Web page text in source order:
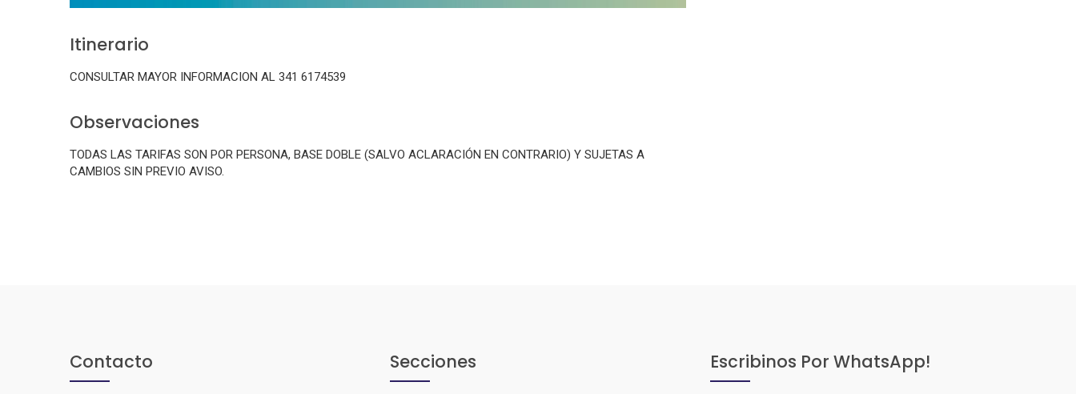
Itinerario
CONSULTAR MAYOR INFORMACION AL 341 6174539
Observaciones
TODAS LAS TARIFAS SON POR PERSONA, BASE DOBLE (SALVO ACLARACIÓN EN CONTRARIO) Y SUJETAS A
CAMBIOS SIN PREVIO AVISO.
Contacto Secciones Escribinos Por WhatsApp!